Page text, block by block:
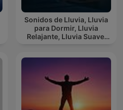
Sonidos de Lluvia, Lluvia
para Dormir, Lluvia
Relajante, Lluvia Suave,